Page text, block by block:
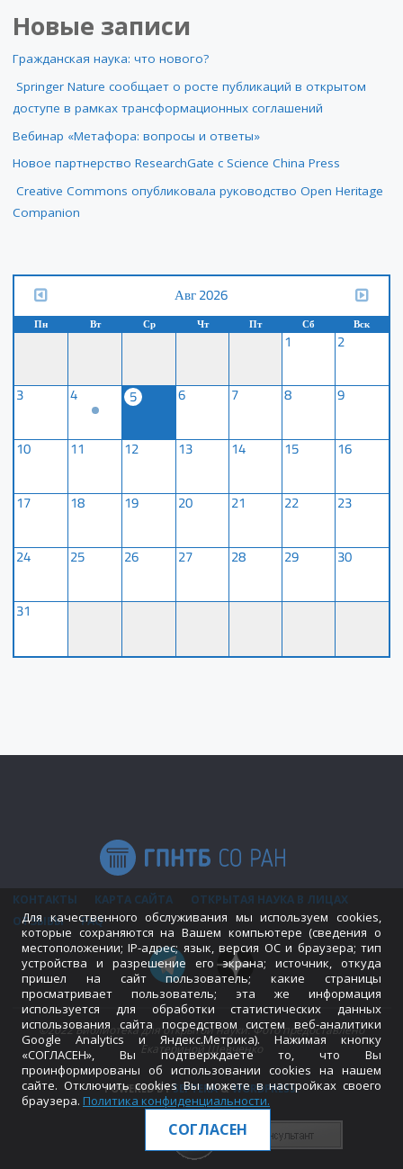
Новые записи
Гражданская наука: что нового?
Springer Nature сообщает о росте публикаций в открытом
доступе в рамках трансформационных соглашений
Вебинар «Метафора: вопросы и ответы»
Новое партнерство ResearchGate с Science China Press
Creative Commons опубликовала руководство Open Heritage
Companion
Авг 2026
Пн Вт Ср Чт Пт Сб Вск
1 2
3 4 5 6 7 8 9
10 11 12 13 14 15 16
17 18 19 20 21 22 23
24 25 26 27 28 29 30
31
КОНТАКТЫ КАРТА САЙТА
ОТКРЫТАЯ НАУКА В ЛИЦАХ
ОТЗЫВЫ
FAQ
©2022 Библиотека для открытой науки. Фото предоставлено
Екатериной Шевченко
POWERED BYSEPTERA&WORDPRESS.
Для качественного обслуживания мы используем cookies,
которые сохраняются на Вашем компьютере (сведения о
местоположении; IP-адрес; язык, версия ОС и браузера; тип
устройства и разрешение его экрана; источник, откуда
пришел на сайт пользователь; какие страницы
просматривает пользователь; эта же информация
используется для обработки статистических данных
использования сайта посредством систем веб-аналитики
Google Analytics и Яндекс.Метрика). Нажимая кнопку
«СОГЛАСЕН», Вы подтверждаете то, что Вы
проинформированы об использовании cookies на нашем
сайте. Отключить cookies Вы можете в настройках своего
браузера. Политика конфиденциальности.
СОГЛАСЕН